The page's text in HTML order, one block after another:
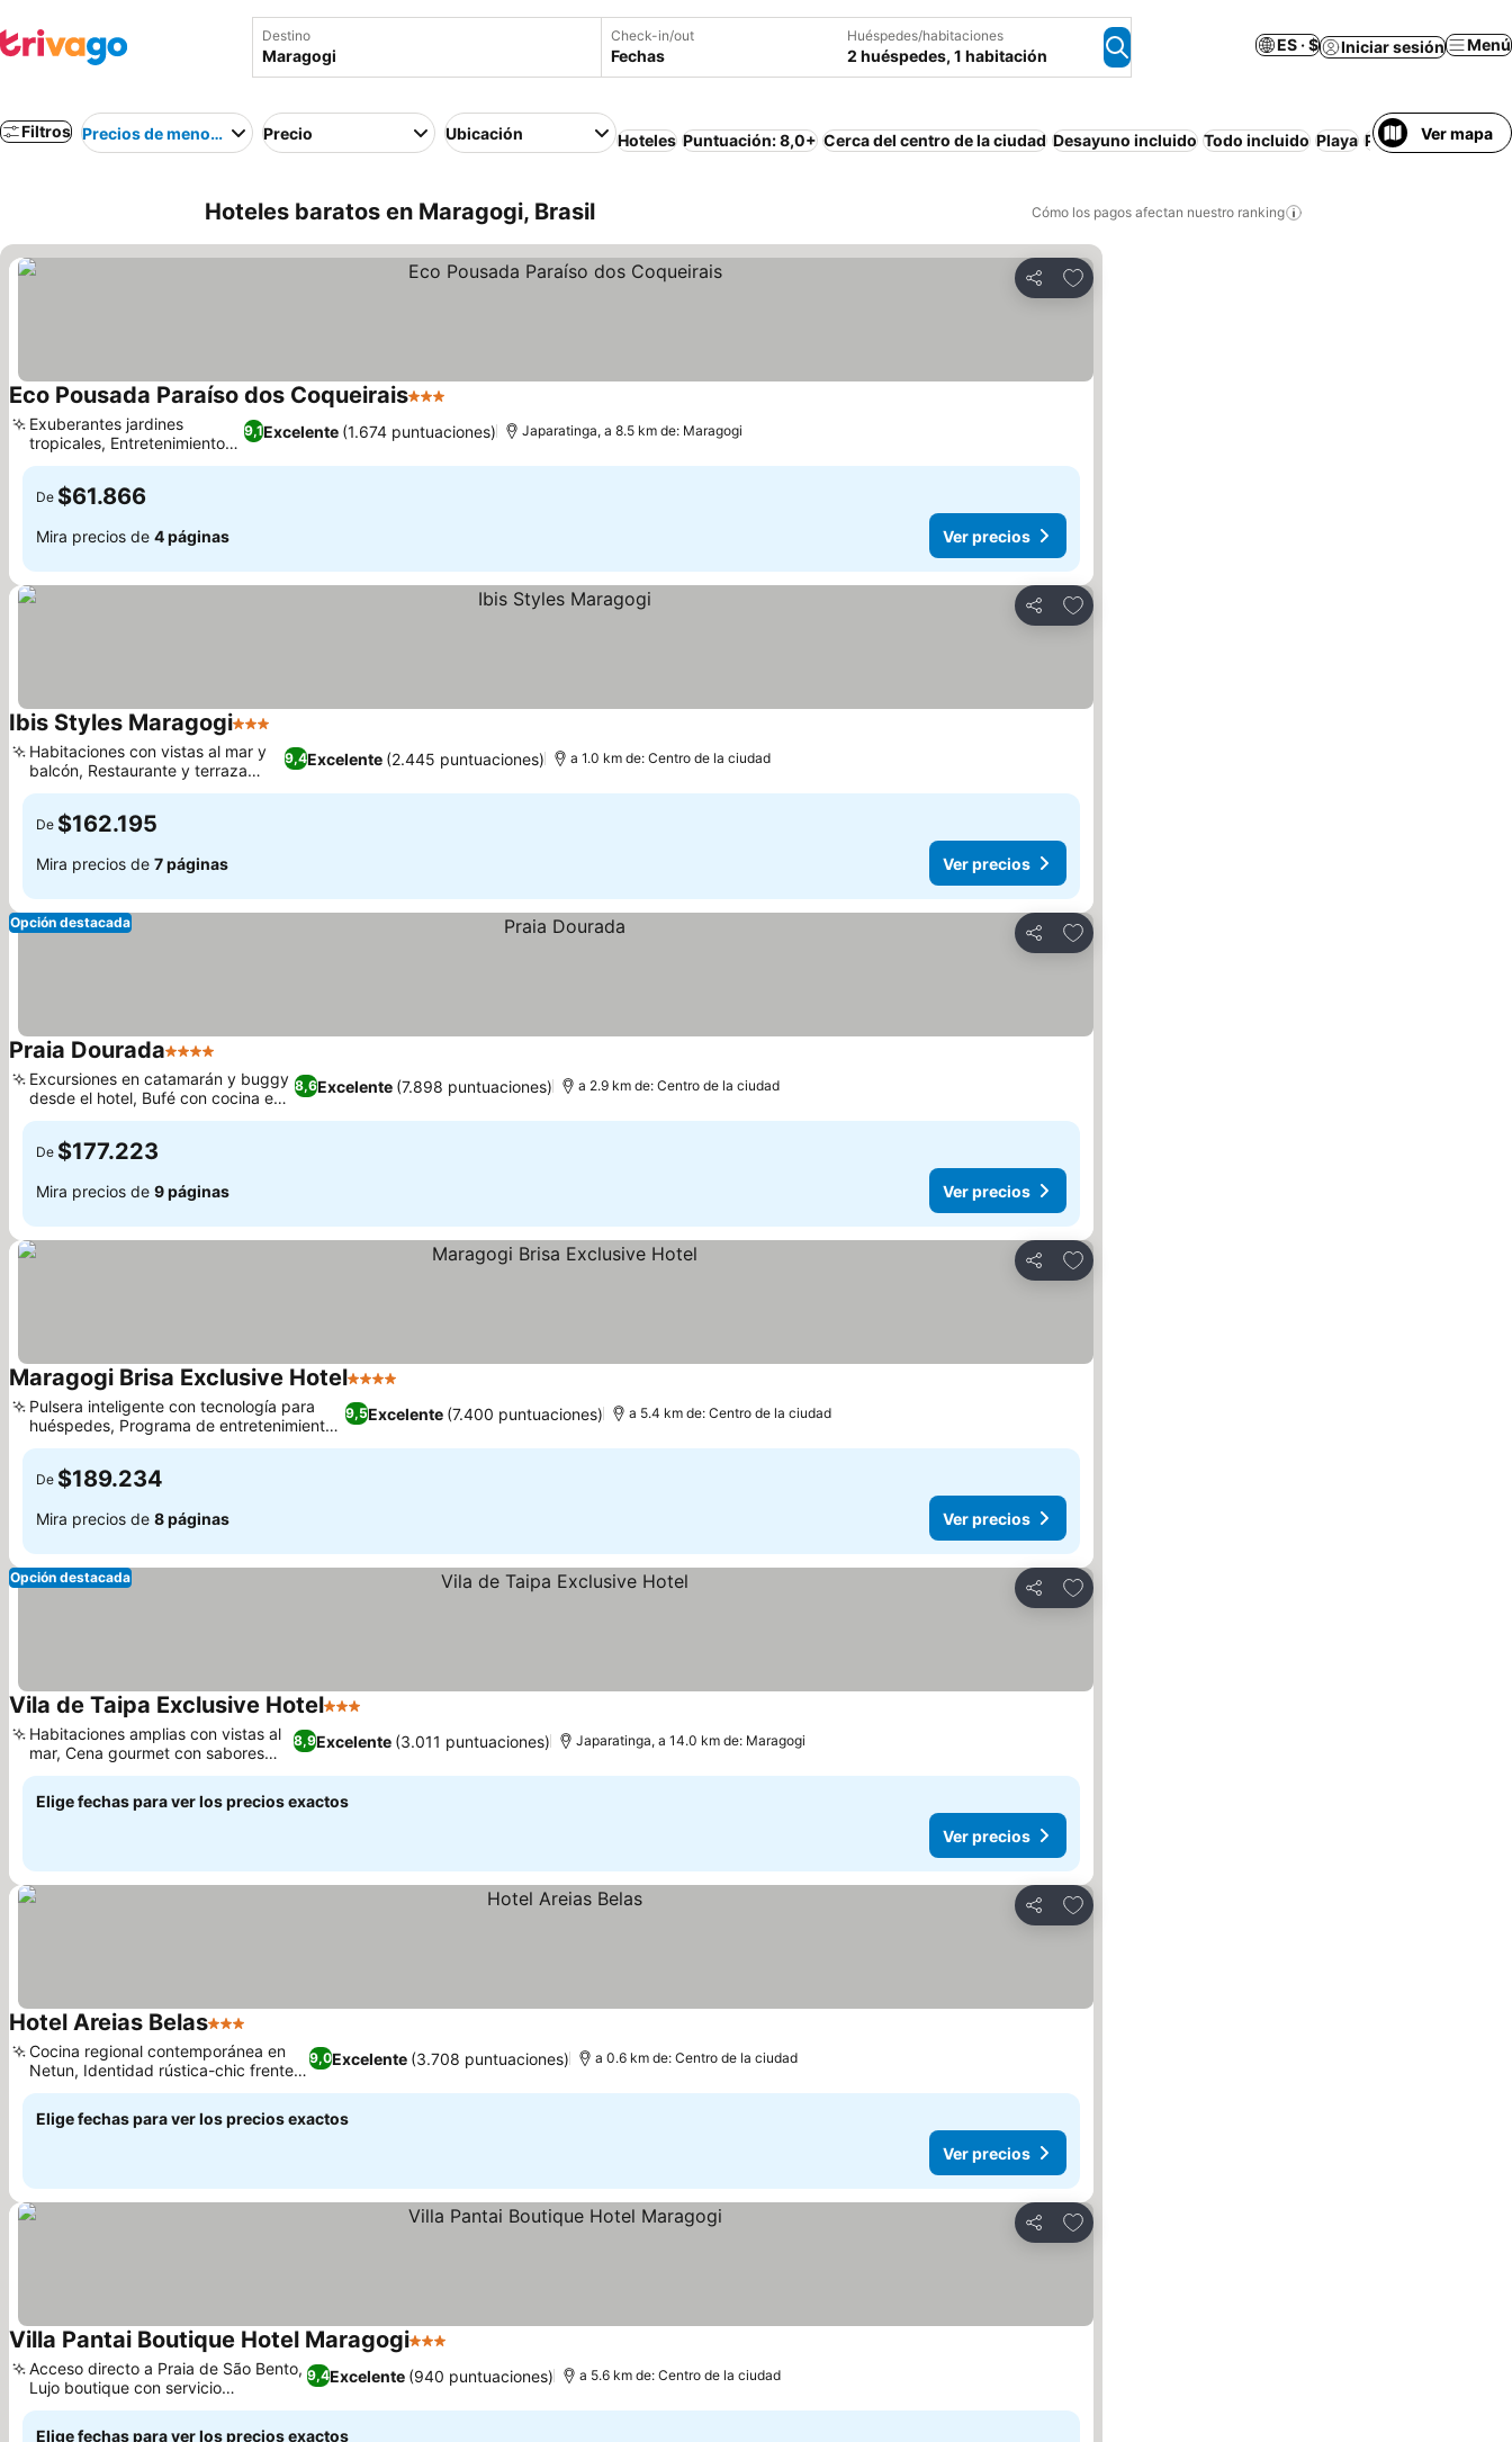
Destino Check-in/out
Fechas
Huéspedes/habitaciones
2 huéspedes, 1 habitación
ES · $ Iniciar sesión Menú
Filtros Precios de menor a mayorPrecio Ubicación Hoteles Puntuación: 8,0+ Cerca del centro de la ciudad Desayuno incluido Todo incluido Playa Piscina Resort
Ver mapa
Hoteles baratos en Maragogi, Brasil Cómo los pagos afectan nuestro ranking
Compartir
Agregar a favoritos
Eco Pousada Paraíso dos Coqueirais3 Estrellas
9,1Excelente (1.674 puntuaciones)
Exuberantes jardines
tropicales, Entretenimiento
infantil
Japaratinga, a 8.5 km de: Maragogi
De $61.866
Mira precios de 4 páginas Ver precios
Compartir
Agregar a favoritos
Ibis Styles Maragogi3 Estrellas
9,4Excelente (2.445 puntuaciones)
Habitaciones con vistas al mar y
balcón, Restaurante y terraza
Maendu
a 1.0 km de: Centro de la ciudad
De $162.195
Mira precios de 7 páginas Ver precios
Compartir
Agregar a favoritos
Opción destacada
Praia Dourada4 Estrellas
8,6Excelente (7.898 puntuaciones)
Excursiones en catamarán y buggy
desde el hotel, Bufé con cocina en
vivo
a 2.9 km de: Centro de la ciudad
De $177.223
Mira precios de 9 páginas Ver precios
Compartir
Agregar a favoritos
Maragogi Brisa Exclusive Hotel4 Estrellas
9,5Excelente (7.400 puntuaciones)
Pulsera inteligente con tecnología para
huéspedes, Programa de entretenimiento
nocturno en vivo
a 5.4 km de: Centro de la ciudad
De $189.234
Mira precios de 8 páginas Ver precios
Compartir
Agregar a favoritos
Opción destacada
Vila de Taipa Exclusive Hotel3 Estrellas
8,9Excelente (3.011 puntuaciones)
Habitaciones amplias con vistas al
mar, Cena gourmet con sabores
locales
Japaratinga, a 14.0 km de: Maragogi
Elige fechas para ver los precios exactos
Ver precios
Compartir
Agregar a favoritos
Hotel Areias Belas3 Estrellas
9,0Excelente (3.708 puntuaciones)
Cocina regional contemporánea en
Netun, Identidad rústica-chic frente a
la playa
a 0.6 km de: Centro de la ciudad
Elige fechas para ver los precios exactos
Ver precios
Compartir
Agregar a favoritos
Villa Pantai Boutique Hotel Maragogi3 Estrellas
9,4Excelente (940 puntuaciones)
Acceso directo a Praia de São Bento,
Lujo boutique con servicio
personalizado
a 5.6 km de: Centro de la ciudad
Elige fechas para ver los precios exactos